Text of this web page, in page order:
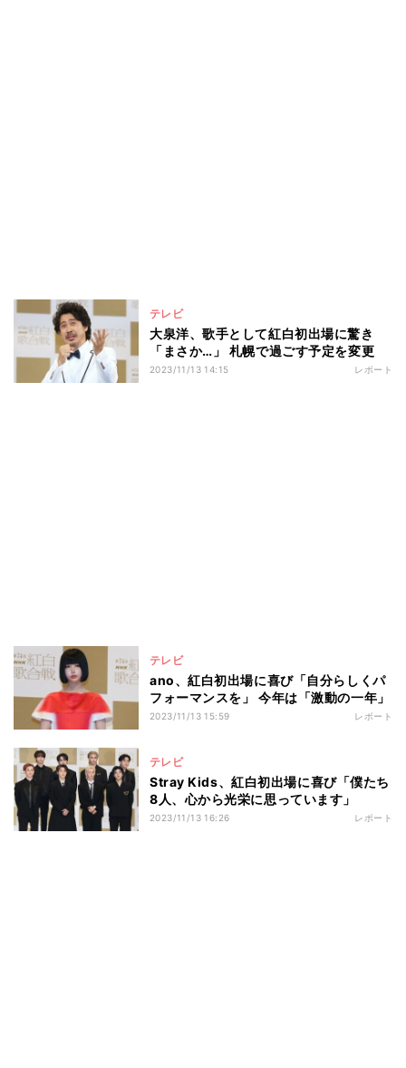
テレビ
大泉洋、歌手として紅白初出場に驚き
「まさか…」 札幌で過ごす予定を変更
2023/11/13 14:15 レポート
テレビ
ano、紅白初出場に喜び「自分らしくパ
フォーマンスを」 今年は「激動の一年」
2023/11/13 15:59 レポート
テレビ
Stray Kids、紅白初出場に喜び「僕たち
8人、心から光栄に思っています」
2023/11/13 16:26 レポート